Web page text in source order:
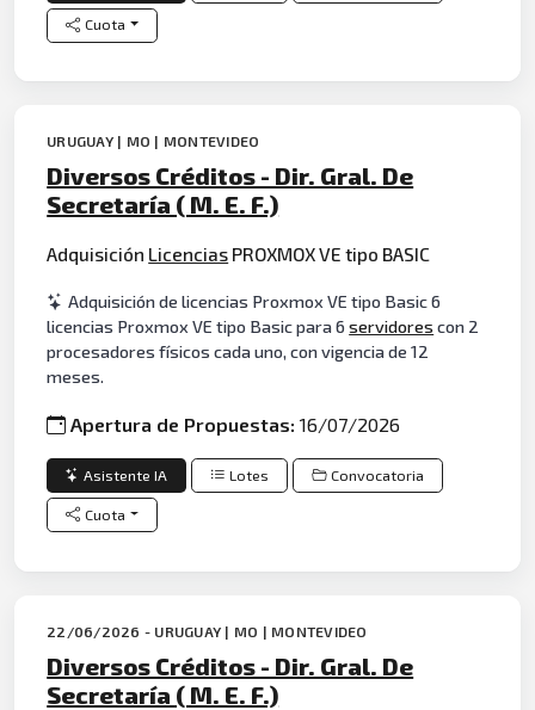
Cuota
URUGUAY | MO | MONTEVIDEO
Diversos Créditos - Dir. Gral. De
Secretaría ( M. E. F.)
Adquisición Licencias PROXMOX VE tipo BASIC
Adquisición de licencias Proxmox VE tipo Basic 6
licencias Proxmox VE tipo Basic para 6servidores con 2
procesadores físicos cada uno, con vigencia de 12
meses.
Apertura de Propuestas:16/07/2026
Asistente IA Lotes Convocatoria
Cuota
22/06/2026 - URUGUAY | MO | MONTEVIDEO
Diversos Créditos - Dir. Gral. De
Secretaría ( M. E. F.)